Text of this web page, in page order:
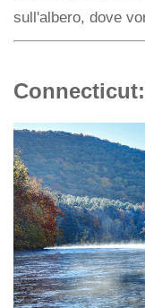
sull'albero, dove